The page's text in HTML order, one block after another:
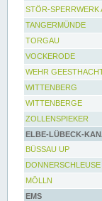
STÖR-SPERRWERK
TANGERMÜNDE
TORGAU
VOCKERODE
WEHR
WITTENBERG
WITTENBERGE
ZOLLENSPIEKER
ELBE-LÜBECK-
BÜSSAU UP
MÖLLN
EMS